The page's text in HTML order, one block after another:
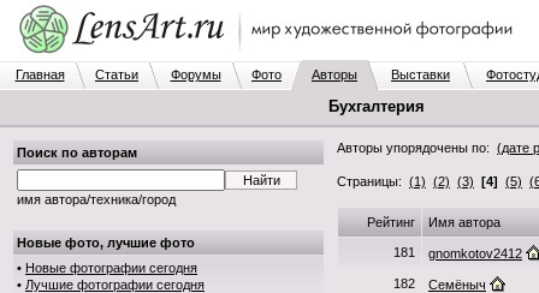
Главная Статьи Форумы Фото Авторы Выставки
Бухгалтерия
Поиск по авторам
имя автора/техника/город
Новые фото, лучшие фото
• Новые фотографии сегодня
• Лучшие фотографии сегодня
Авторы упорядочены по: (дате
Страницы: (1) (2) (3) [4] (5)
Рейтинг Имя автора
181 gnomkotov2412
182 Семёныч